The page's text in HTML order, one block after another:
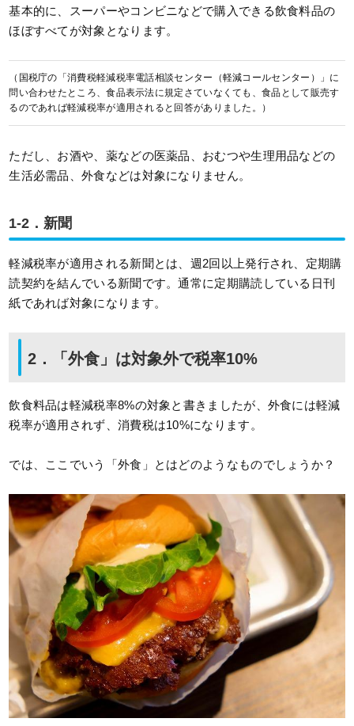
基本的に、スーパーやコンビニなどで購入できる飲食料品の
ほぼすべてが対象となります。
（国税庁の「消費税軽減税率電話相談センター（軽減コールセンター）」に
問い合わせたところ、食品表示法に規定さていなくても、食品として販売す
るのであれば軽減税率が適用されると回答がありました。）
ただし、お酒や、薬などの医薬品、おむつや生理用品などの
生活必需品、外食などは対象になりません。
1-2．新聞
軽減税率が適用される新聞とは、週2回以上発行され、定期購
読契約を結んでいる新聞です。通常に定期購読している日刊
紙であれば対象になります。
2．「外食」は対象外で税率10%
飲食料品は軽減税率8%の対象と書きましたが、外食には軽減
税率が適用されず、消費税は10%になります。
では、ここでいう「外食」とはどのようなものでしょうか？